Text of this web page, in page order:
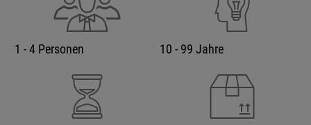
1 - 4 Personen 10 - 99 Jahre